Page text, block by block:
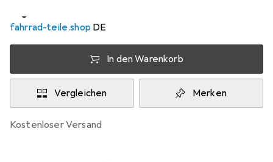
fahrrad-teile.shop DE
In den Warenkorb
Vergleichen Merken
kostenloser Versand